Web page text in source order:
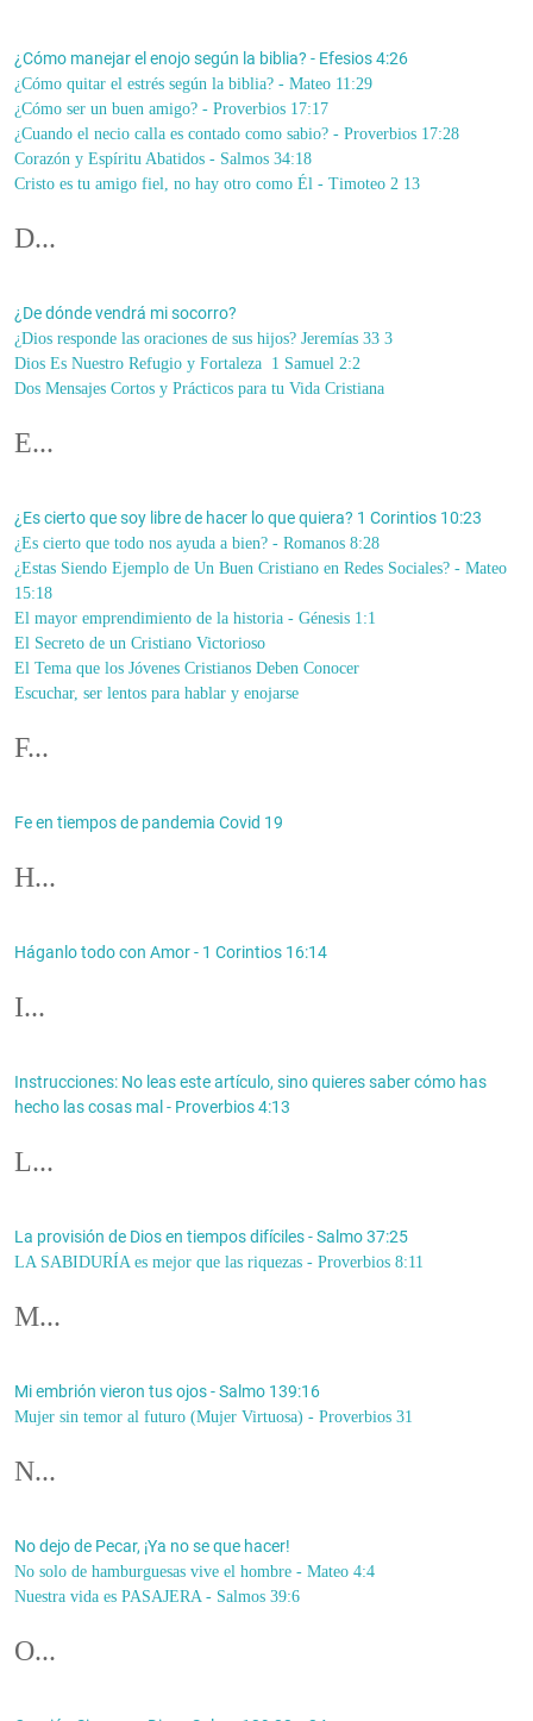
¿Cómo manejar el enojo según la biblia? - Efesios 4:26
¿Cómo quitar el estrés según la biblia? - Mateo 11:29
¿Cómo ser un buen amigo? - Proverbios 17:17
¿Cuando el necio calla es contado como sabio? - Proverbios 17:28
Corazón y Espíritu Abatidos - Salmos 34:18
Cristo es tu amigo fiel, no hay otro como Él - Timoteo 2 13
D...
¿De dónde vendrá mi socorro?
¿Dios responde las oraciones de sus hijos? Jeremías 33 3
Dios Es Nuestro Refugio y Fortaleza 1 Samuel 2:2
Dos Mensajes Cortos y Prácticos para tu Vida Cristiana
E...
¿Es cierto que soy libre de hacer lo que quiera? 1 Corintios 10:23
¿Es cierto que todo nos ayuda a bien? - Romanos 8:28
¿Estas Siendo Ejemplo de Un Buen Cristiano en Redes Sociales? - Mateo
15:18
El mayor emprendimiento de la historia - Génesis 1:1
El Secreto de un Cristiano Victorioso
El Tema que los Jóvenes Cristianos Deben Conocer
Escuchar, ser lentos para hablar y enojarse
F...
Fe en tiempos de pandemia Covid 19
H...
Háganlo todo con Amor - 1 Corintios 16:14
I...
Instrucciones: No leas este artículo, sino quieres saber cómo has
hecho las cosas mal - Proverbios 4:13
L...
La provisión de Dios en tiempos difíciles - Salmo 37:25
LA SABIDURÍA es mejor que las riquezas - Proverbios 8:11
M...
Mi embrión vieron tus ojos - Salmo 139:16
Mujer sin temor al futuro (Mujer Virtuosa) - Proverbios 31
N...
No dejo de Pecar, ¡Ya no se que hacer!
No solo de hamburguesas vive el hombre - Mateo 4:4
Nuestra vida es PASAJERA - Salmos 39:6
O...